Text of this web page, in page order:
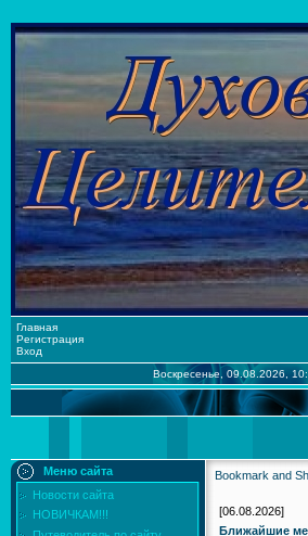
Главная
Регистрация
Вход
Воскресенье, 09.08.2026,
Меню сайта
Новости сайта
НОВИЧКАМ!!!
[06.08.2026]
Ближайшие